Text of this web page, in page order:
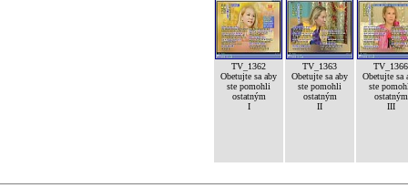
TV_1362
Obetujte sa aby
ste pomohli
ostatným
I
TV_1363
Obetujte sa aby
ste pomohli
ostatným
II
TV_1366
Obetujte sa
ste
ostatným
III